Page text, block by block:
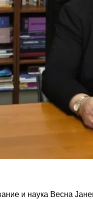
и наука Весна